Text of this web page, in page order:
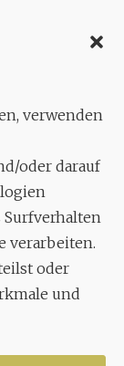
verwenden
oder darauf
verarbeiten.
oder
und